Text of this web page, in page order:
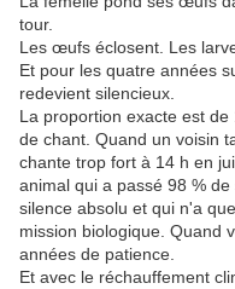
tour.
Les œufs éclosent. Les
Et pour les quatre années
redevient silencieux.
La proportion exacte est
de chant. Quand un voisin
chante trop fort à 14 h en
animal qui a passé 98 %
silence absolu et qui n'a
mission biologique. Quand
années de patience.
Et avec le réchauffement